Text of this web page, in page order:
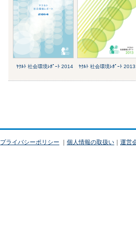
ﾔｸﾙﾄ 社会環境ﾚﾎﾟｰﾄ 2014 ﾔｸﾙﾄ 社会環境ﾚﾎﾟｰﾄ 2013
プライバシーポリシー ｜ 個人情報の取扱い ｜ 運営